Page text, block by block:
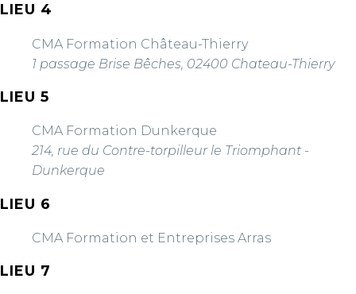
LIEU 4
CMA Formation Château-Thierry
1 passage Brise Bêches, 02400 Chateau-Thierry
LIEU 5
CMA Formation Dunkerque
214, rue du Contre-torpilleur le Triomphant -
Dunkerque
LIEU 6
CMA Formation et Entreprises Arras
LIEU 7